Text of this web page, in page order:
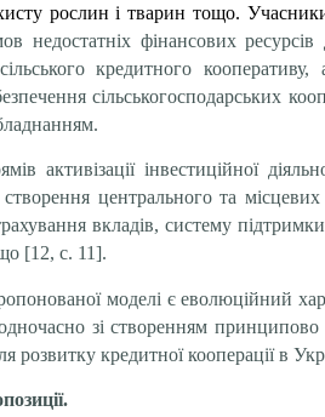
рослин і тварин тощо.
недостатніх фінансових
кредитного
сільськогосподарських
активізації інвестиційної
центрального та
вкладів, систему
[12, c. 11].
моделі є еволюційний
зі створенням
розвитку кредитної кооперації в